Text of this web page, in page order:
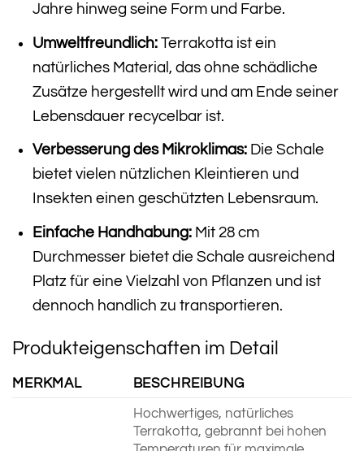
Jahre hinweg seine Form und Farbe.
Umweltfreundlich:Terrakotta ist ein
natürliches Material, das ohne schädliche
Zusätze hergestellt wird und am Ende seiner
Lebensdauer recycelbar ist.
Verbesserung des Mikroklimas:Die Schale
bietet vielen nützlichen Kleintieren und
Insekten einen geschützten Lebensraum.
Einfache Handhabung:Mit 28 cm
Durchmesser bietet die Schale ausreichend
Platz für eine Vielzahl von Pflanzen und ist
dennoch handlich zu transportieren.
Produkteigenschaften im Detail
MERKMAL BESCHREIBUNG
Hochwertiges, natürliches
Terrakotta, gebrannt bei hohen